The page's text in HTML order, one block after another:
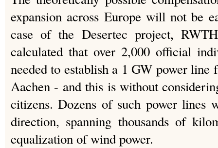
expansion across Europe will not be
case of the Desertec project,
calculated that over 2,000 official
needed to establish a 1 GW power
Aachen - and this is without
citizens. Dozens of such power lines
direction, spanning thousands of
equalization of wind power.